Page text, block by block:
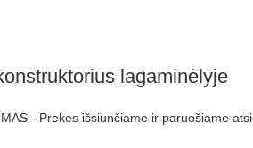
lagaminėlyje
- Prekes išsiunčiame ir paruošiame